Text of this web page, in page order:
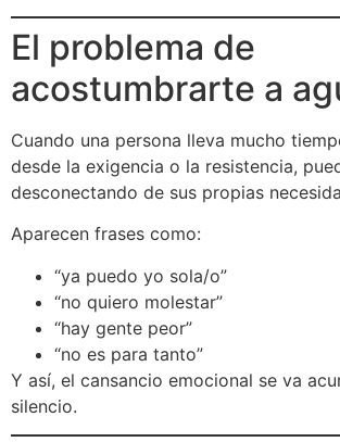
El problema de
acostumbrarte a
Cuando una persona lleva mucho
desde la exigencia o la resistencia,
desconectando de sus propias
Aparecen frases como:
“ya puedo yo sola/o”
“no quiero molestar”
“hay gente peor”
“no es para tanto”
Y así, el cansancio emocional se va
silencio.